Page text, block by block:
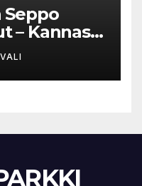
– Kannas
vuotias